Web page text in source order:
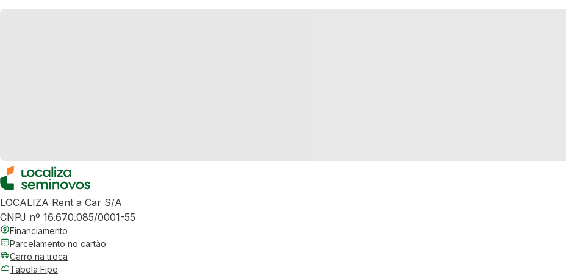
LOCALIZA Rent a Car S/A
CNPJ nº 16.670.085/0001-55
Financiamento
Parcelamento no cartão
Carro na troca
Tabela Fipe